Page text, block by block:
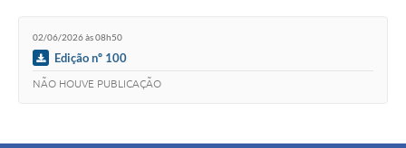
02/06/2026 às 08h50
Edição nº 100
NÃO HOUVE PUBLICAÇÃO